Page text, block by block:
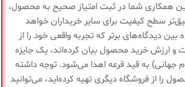
تفکیک
ابعاد
کامل
55x35x12 سانتی متر
جنس فوم (تزریق سرد)
همکاری شما در ثبت امتیاز صحیح به محصول،
سطح کیفیت برای سایر خریداران خواهد
دیدگاه‌های برتر که تجربه واقعی خود را از
ارزش خرید محصول بیان کرده‌اند، یک جایزه
جهانی) به قید قرعه اهدا می‌شود. توجه داشته
را از فروشگاه دیگری تهیه کرده‌اید، می‌توانید